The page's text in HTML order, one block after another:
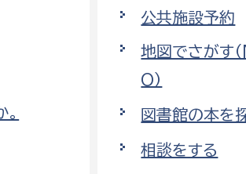
働きたい
小田原のことを知りたい
イベント・講座などに参
環境部
環境政策課
ゼロカーボン推
環境保護課
公共施設予約
地図でさがす
O）
図書館の本を
相談をする